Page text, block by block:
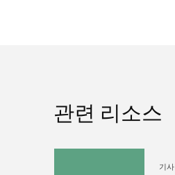
관련 리소스
기사